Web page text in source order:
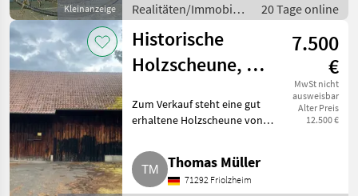
Kleinanzeige
Realitäten/Immobilien
/ Sonstige
Immobilien
20 Tage online
Historische
Holzscheune, Bj.
zum Abbau
7.500
€
MwSt nicht
ausweisbar
Alter Preis
12.500 €
Zum Verkauf steht eine gut
erhaltene Holzscheune von
fachgerechten Abbau und
Wiederaufbau. Die Scheune hat
ca. 16 × 12 m (192 m²) und ve
Thomas Müller
71292 Friolzheim